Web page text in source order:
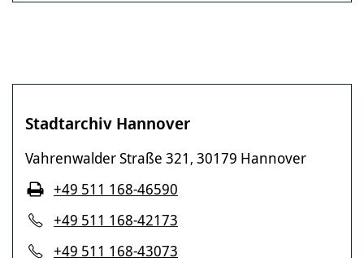
Stadtarchiv Hannover
Vahrenwalder Straße 321 , 30179 Hannover
+49 511 168-42173
+49 511 168-43073
+49 511 168-46590